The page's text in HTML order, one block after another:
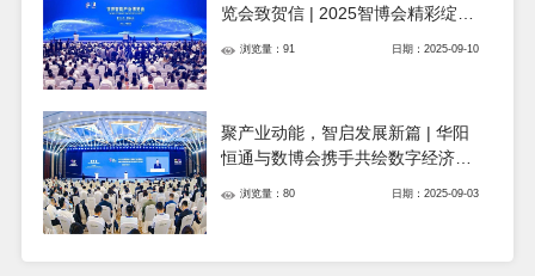
览会致贺信 | 2025智博会精彩绽放
浏览量：91 日期：2025-09-10
聚产业动能，智启发展新篇 | 华阳
恒通与数博会携手共绘数字经济高
浏览量：80 日期：2025-09-03